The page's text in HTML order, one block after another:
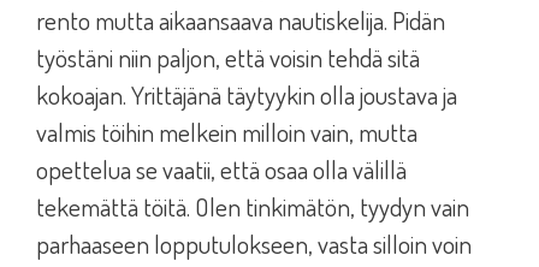
rento mutta aikaansaava nautiskelija. Pidän
työstäni niin paljon, että voisin tehdä sitä
kokoajan. Yrittäjänä täytyykin olla joustava ja
valmis töihin melkein milloin vain, mutta
opettelua se vaatii, että osaa olla välillä
tekemättä töitä. Olen tinkimätön, tyydyn vain
parhaaseen lopputulokseen, vasta silloin voin